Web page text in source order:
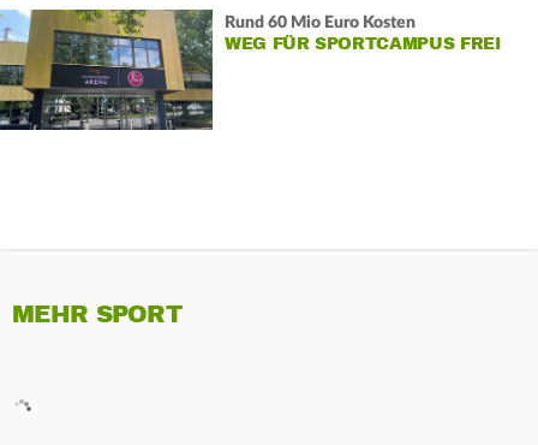
Rund 60 Mio Euro Kosten
WEG FÜR SPORTCAMPUS FREI
MEHR SPORT